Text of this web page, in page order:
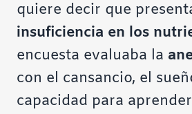
quiere decir que
insuficiencia en los
encuesta evaluaba la
con el cansancio, el
capacidad para